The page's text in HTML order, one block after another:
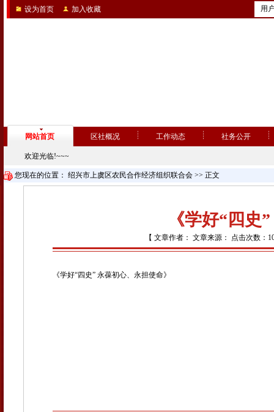
设为首页 加入收藏 用
网站首页 区社概况 工作动态 社务公开
欢迎光临!~~~
您现在的位置： 绍兴市上虞区农民合作经济组织联合会 >> 正文
《学好“四史
【 文章作者： 文章来源： 点击次数
《学好“四史” 永葆初心、永担使命》